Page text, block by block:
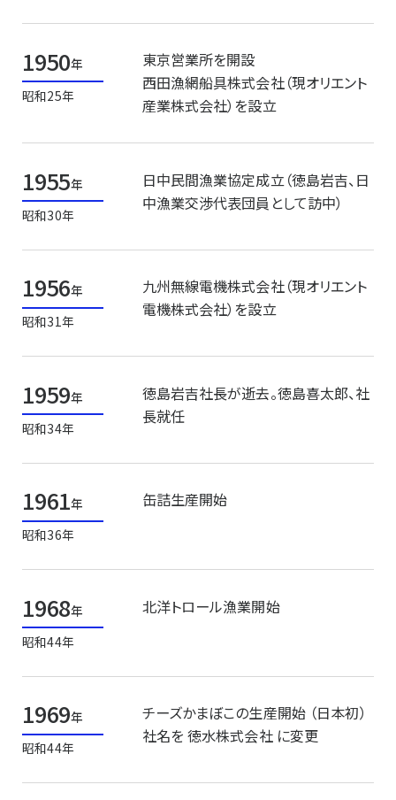
1950年
昭和25年
東京営業所を開設
西田漁網船具株式会社（現オリエント
産業株式会社）を設立
1955年
昭和30年
日中民間漁業協定成立（徳島岩吉、日
中漁業交渉代表団員として訪中）
1956年
昭和31年
九州無線電機株式会社（現オリエント
電機株式会社）を設立
1959年
昭和34年
徳島岩吉社長が逝去。徳島喜太郎、社
長就任
1961年
昭和36年
缶詰生産開始
1968年
昭和44年
北洋トロール漁業開始
1969年
昭和44年
チーズかまぼこの生産開始 （日本初）
社名を 徳水株式会社 に変更